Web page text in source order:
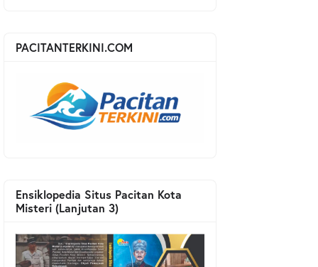
PACITANTERKINI.COM
Ensiklopedia Situs Pacitan Kota
Misteri (Lanjutan 3)